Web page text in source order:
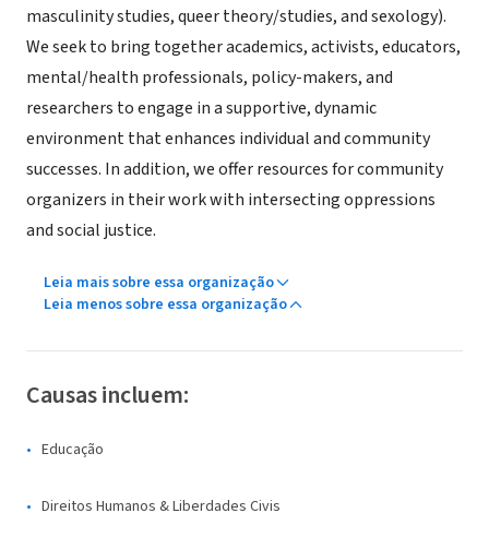
masculinity studies, queer theory/studies, and sexology).
We seek to bring together academics, activists, educators,
mental/health professionals, policy-makers, and
researchers to engage in a supportive, dynamic
environment that enhances individual and community
successes. In addition, we offer resources for community
organizers in their work with intersecting oppressions
and social justice.
Leia mais sobre essa organização
Leia menos sobre essa organização
Causas incluem:
Educação
Direitos Humanos & Liberdades Civis